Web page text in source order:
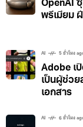
OpenAI
พรีเมียม
AI 5 ชั่วโมง
Adobe เ
เป็นผู้ช่ว
เอกสาร
AI 6 ชั่วโมง